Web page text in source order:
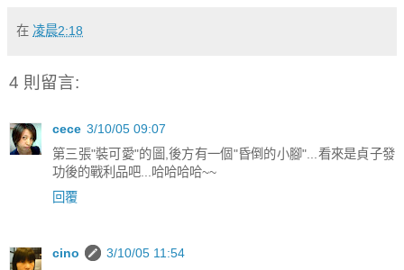
在 凌晨2:18
4 則留言:
cece 3/10/05 09:07
第三張"裝可愛"的圖,後方有一個"昏倒的小腳"...看來是貞子發
功後的戰利品吧...哈哈哈哈~~
回覆
cino
3/10/05 11:54